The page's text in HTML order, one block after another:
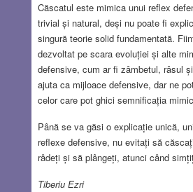
Căscatul este mimica unui reflex
trivial și natural, deși nu poate fi
singură teorie solid fundamentată.
dezvoltat pe scara evoluției și alte
defensive, cum ar fi zâmbetul, râsul
ajuta ca mijloace defensive, dar ne
celor care pot ghici semnificația
Până se va găsi o explicație unică,
reflexe defensive, nu evitați să
râdeți și să plângeți, atunci când
Tiberiu Ezri